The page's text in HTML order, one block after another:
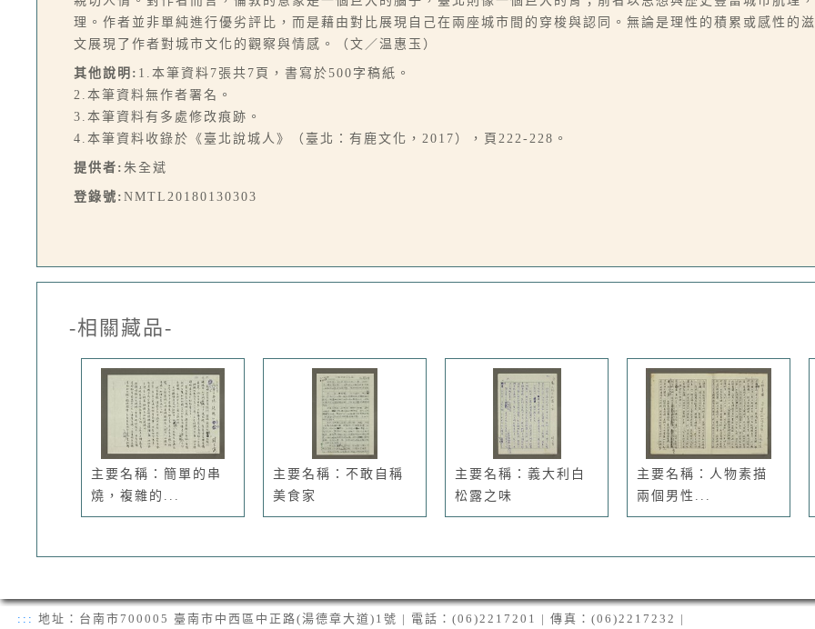
理。作者並非單純進行優劣評比，而是藉由對比展現自己在兩座城市間的穿梭與認同。無論是理性的積累或感性的
文展現了作者對城市文化的觀察與情感。（文／温惠玉）
其他說明: 1.本筆資料7張共7頁，書寫於500字稿紙。
2.本筆資料無作者署名。
3.本筆資料有多處修改痕跡。
4.本筆資料收錄於《臺北說城人》（臺北：有鹿文化，2017），頁222-228。
提供者: 朱全斌
登錄號: NMTL20180130303
-相關藏品-
主要名稱：簡單的串
燒，複雜的...
主要名稱：不敢自稱
美食家
主要名稱：義大利白
松露之味
主要名稱：人物素描
兩個男性...
::: 地址：台南市700005 臺南市中西區中正路(湯德章大道)1號 | 電話：(06)2217201 | 傳真：(06)2217232 |